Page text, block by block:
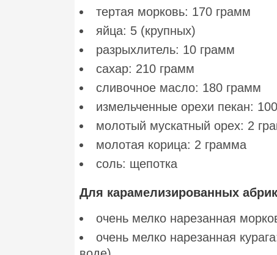
тертая морковь: 170 грамм
яйца: 5 (крупных)
разрыхлитель: 10 грамм
сахар: 210 грамм
сливочное масло: 180 грамм
измельченные орехи пекан:
молотый мускатный орех: 2
молотая корица: 2 грамма
соль: щепотка
Для карамелизированных
очень мелко нарезанная
очень мелко нарезанная